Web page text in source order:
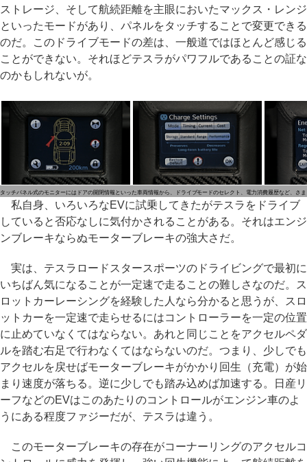
ストレージ、そして航続距離を主眼においたマックス・レンジ
といったモードがあり、パネルをタッチすることで変更できる
のだ。このドライブモードの差は、一般道ではほとんど感じる
ことができない。それほどテスラがパワフルであることの証な
のかもしれないが。
タッチパネル式のモニターにはドアの開閉情報といった車両情報から、ドライブモードのセレクト、電力消費履歴など、さ
私自身、いろいろなEVに試乗してきたがテスラをドライブ
していると否応なしに気付かされることがある。それはエンジ
ンブレーキならぬモーターブレーキの強大さだ。
実は、テスラロードスタースポーツのドライビングで最初に
いちばん気になることが一定速で走ることの難しさなのだ。ス
ロットカーレーシングを経験した人なら分かると思うが、スロ
ットカーを一定速で走らせるにはコントローラーを一定の位置
に止めていなくてはならない。あれと同じことをアクセルペダ
ルを踏む右足で行わなくてはならないのだ。つまり、少しでも
アクセルを戻せばモーターブレーキがかかり回生（充電）が始
まり速度が落ちる。逆に少しでも踏み込めば加速する。日産リ
ーフなどのEVはこのあたりのコントロールがエンジン車のよ
うにある程度ファジーだが、テスラは違う。
このモーターブレーキの存在がコーナーリングのアクセルコ